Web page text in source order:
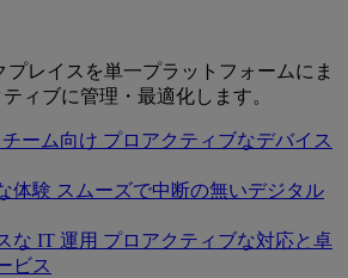
プレイスを単一プラットフォームにま
ィブに管理・最適化します。
ーム向け プロアクティブなデバイス
体験 スムーズで中断の無いデジタル
な IT 運用 プロアクティブな対応と卓
ビス